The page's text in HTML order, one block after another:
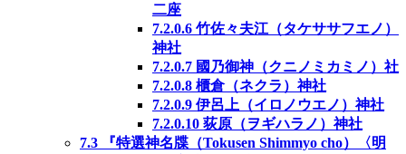
二座
7.2.0.6 竹佐々夫江（タケササフエノ）
神社
7.2.0.7 國乃御神（クニノミカミノ）社
7.2.0.8 櫃倉（ネクラ）神社
7.2.0.9 伊呂上（イロノウエノ）神社
7.2.0.10 荻原（ヲギハラノ）神社
7.3 『特選神名牒（Tokusen Shimmyo cho）〈明